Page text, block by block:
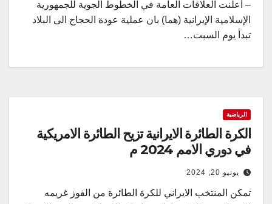
– أعلنت العلاقات العامة في الخطوط الجوية للجمهورية
الإسلامية الإيرانية (هما) بان عملية عودة الحجاج الى البلاد
تبدأ يوم السبت…
الرياضية
الكرة الطائرة الايرانية تزيح الطائرة الامريكية
في دوري الامم 2024 م
يونيو 20, 2024
تمكن المنتخب الايراني للكرة الطائرة من الفوز غريمه